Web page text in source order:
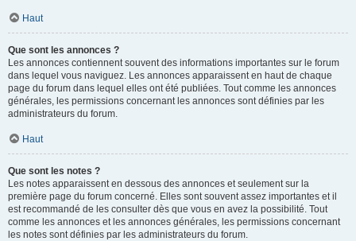
Haut
Que sont les annonces ?
Les annonces contiennent souvent des informations importantes sur le forum
dans lequel vous naviguez. Les annonces apparaissent en haut de chaque
page du forum dans lequel elles ont été publiées. Tout comme les annonces
générales, les permissions concernant les annonces sont définies par les
administrateurs du forum.
Haut
Que sont les notes ?
Les notes apparaissent en dessous des annonces et seulement sur la
première page du forum concerné. Elles sont souvent assez importantes et il
est recommandé de les consulter dès que vous en avez la possibilité. Tout
comme les annonces et les annonces générales, les permissions concernant
les notes sont définies par les administrateurs du forum.